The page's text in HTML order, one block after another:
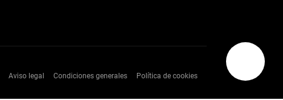
Aviso legal Condiciones generales Política de cookies